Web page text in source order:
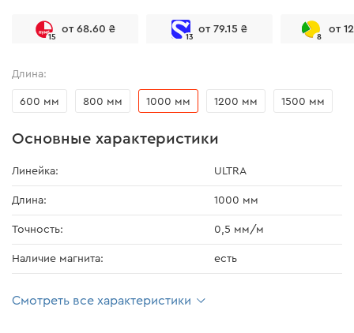
15
от 68.60 ₴
13
от 79.15 ₴
8
от
Длина:
600 мм 800 мм 1000 мм 1200 мм 1500 мм
Основные характеристики
Линейка: ULTRA
Длина: 1000 мм
Точность: 0,5 мм/м
Наличие магнита: есть
Смотреть все характеристики